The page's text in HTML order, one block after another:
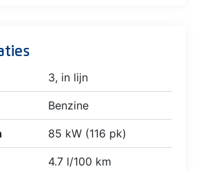
3, in lijn
Benzine
85 kW (116 pk)
4.7 l/100 km